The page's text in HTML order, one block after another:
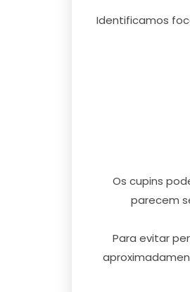
Identificamos
Os cupins
parecem
Para evitar